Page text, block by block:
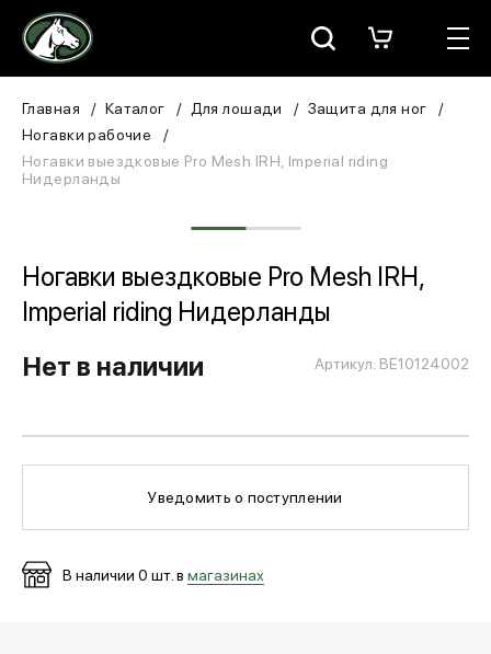
Москва
Для всадника
ЗООТОВАРЫ
Для собаки
МЕДИА
Главная Каталог Для лошади
Защита для ног
Ногавки рабочие
Ногавки выездковые Pro Mesh IRH, Imperial riding
Нидерланды
Ногавки выездковые Pro Mesh IRH,
Imperial riding Нидерланды
Артикул: BE10124002
Нет в наличии
Уведомить о поступлении
В наличии 0 шт. в магазинах